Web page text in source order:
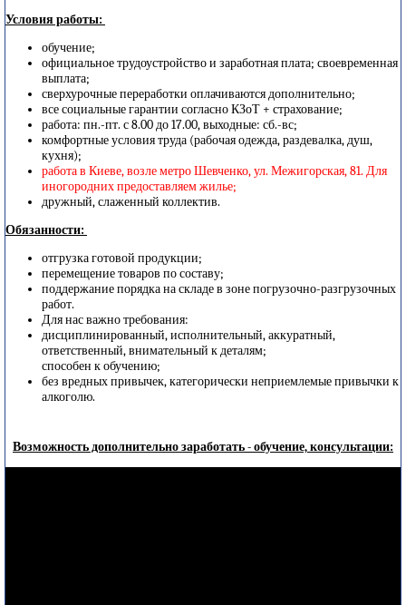
Условия работы:
обучение;
официальное трудоустройство и заработная плата; своевременная
выплата;
сверхурочные переработки оплачиваются дополнительно;
все социальные гарантии согласно КЗоТ + страхование;
работа: пн.-пт. с 8.00 до 17.00, выходные: сб.-вс;
комфортные условия труда (рабочая одежда, раздевалка, душ,
кухня);
работа в Киеве, возле метро Шевченко, ул. Межигорская, 81. Для
иногородних предоставляем жилье;
дружный, слаженный коллектив.
Обязанности:
отгрузка готовой продукции;
перемещение товаров по составу;
поддержание порядка на складе в зоне погрузочно-разгрузочных
работ.
Для нас важно требования:
дисциплинированный, исполнительный, аккуратный,
ответственный, внимательный к деталям;
способен к обучению;
без вредных привычек, категорически неприемлемые привычки к
алкоголю.
Возможность дополнительно заработать - обучение, консультации: